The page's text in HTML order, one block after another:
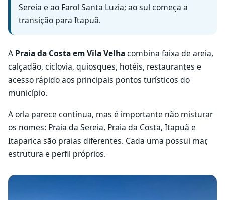
Sereia e ao Farol Santa Luzia; ao sul começa a
transição para Itapuã.
A Praia da Costa em Vila Velhacombina faixa de areia,
calçadão, ciclovia, quiosques, hotéis, restaurantes e
acesso rápido aos principais pontos turísticos do
município.
A orla parece contínua, mas é importante não misturar
os nomes: Praia da Sereia, Praia da Costa, Itapuã e
Itaparica são praias diferentes. Cada uma possui mar,
estrutura e perfil próprios.